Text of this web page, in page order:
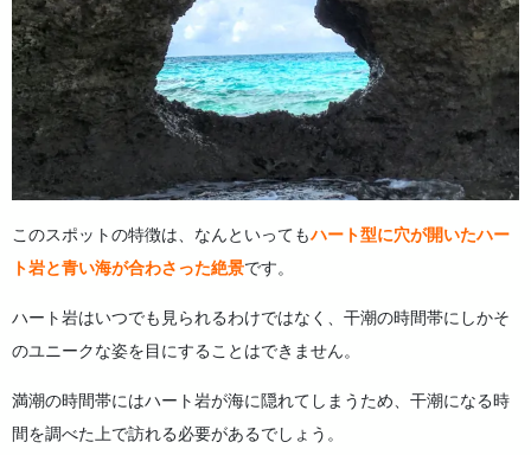
このスポットの特徴は、なんといってもハート型に穴が開いたハー
ト岩と青い海が合わさった絶景です。
ハート岩はいつでも見られるわけではなく、干潮の時間帯にしかそ
のユニークな姿を目にすることはできません。
満潮の時間帯にはハート岩が海に隠れてしまうため、干潮になる時
間を調べた上で訪れる必要があるでしょう。